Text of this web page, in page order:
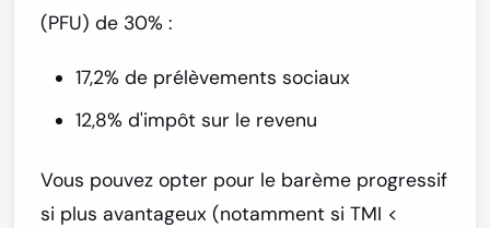
(PFU) de 30% :
17,2% de prélèvements sociaux
12,8% d'impôt sur le revenu
Vous pouvez opter pour le barème progressif
si plus avantageux (notamment si TMI <